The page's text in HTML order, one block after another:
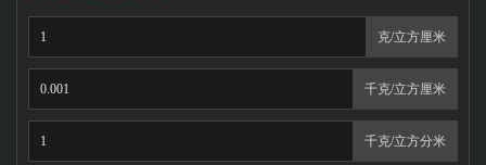
克/立方厘米
千克/立方厘米
千克/立方分米